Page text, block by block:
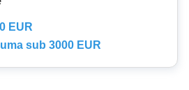
EUR
sub 3000 EUR